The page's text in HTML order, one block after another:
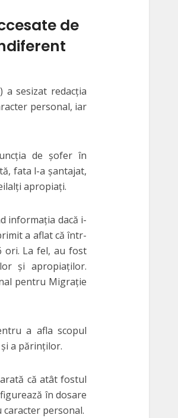
de
sesizat redacţia
personal, iar
de şofer în
fata l-a şantajat,
apropiaţi.
informaţia dacă i-
a aflat că într-
ori. La fel, au fost
şi apropiaţilor.
pentru Migraţie
a afla scopul
a părinţilor.
că atât fostul
în dosare
caracter personal.